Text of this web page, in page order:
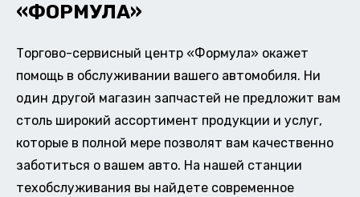
«ФОРМУЛА»
Торгово-сервисный центр «Формула» окажет
помощь в обслуживании вашего автомобиля. Ни
один другой магазин запчастей не предложит вам
столь широкий ассортимент продукции и услуг,
которые в полной мере позволят вам качественно
заботиться о вашем авто. На нашей станции
техобслуживания вы найдете современное